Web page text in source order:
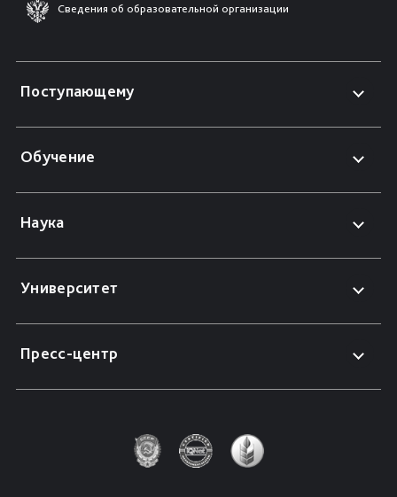
Сведения об образовательной организации
Поступающему
Обучение
Наука
Университет
Пресс-центр